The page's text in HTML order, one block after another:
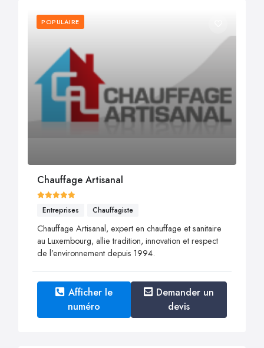
POPULAIRE
Chauffage Artisanal
Entreprises Chauffagiste
Chauffage Artisanal, expert en chauffage et sanitaire
au Luxembourg, allie tradition, innovation et respect
de l’environnement depuis 1994.
Afficher le
numéro
Demander un
devis